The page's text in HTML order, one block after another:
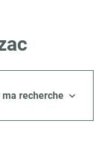
recherche